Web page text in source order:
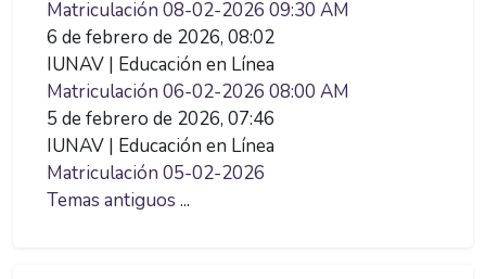
Matriculación 08-02-2026 09:30 AM
6 de febrero de 2026, 08:02
IUNAV | Educación en Línea
Matriculación 06-02-2026 08:00 AM
5 de febrero de 2026, 07:46
IUNAV | Educación en Línea
Matriculación 05-02-2026
Temas antiguos ...